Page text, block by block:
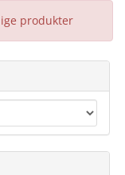
produkter